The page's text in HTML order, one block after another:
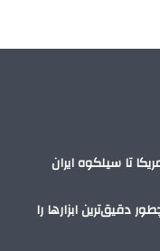
تا سیلکوه ایران
دقیق‌ترین ابزارها را